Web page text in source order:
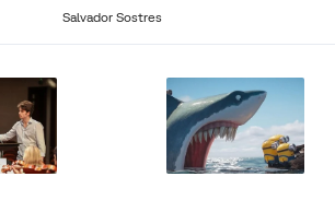
Salvador Sostres